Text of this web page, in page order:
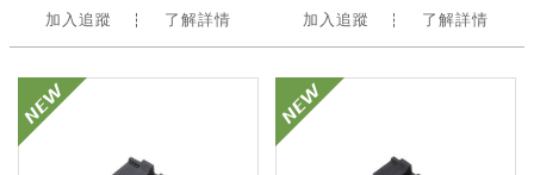
加入追蹤 了解詳情 加入追蹤 了解詳情